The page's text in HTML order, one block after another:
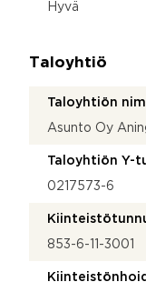
Hyvä
Taloyhtiö
Taloyhtiön
Asunto Oy
Taloyhtiön Y-
0217573-6
853-6-11-3001